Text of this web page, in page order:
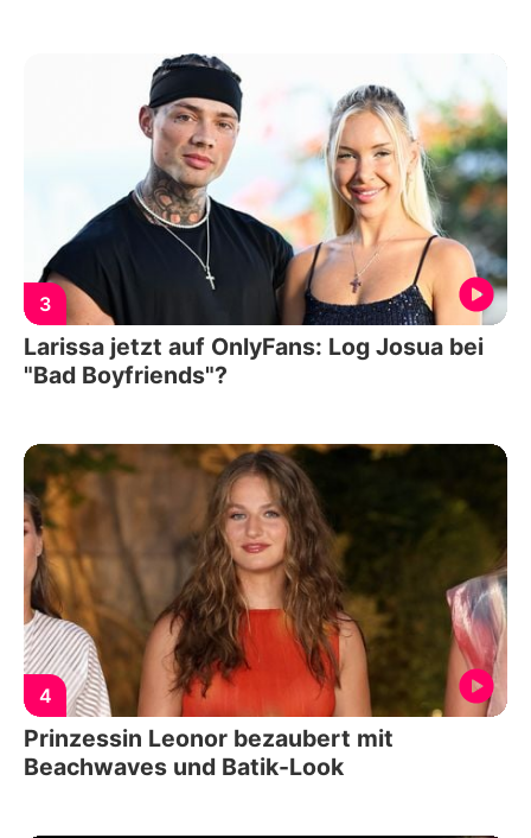
3
Larissa jetzt auf OnlyFans: Log Josua bei
"Bad Boyfriends"?
4
Prinzessin Leonor bezaubert mit
Beachwaves und Batik-Look